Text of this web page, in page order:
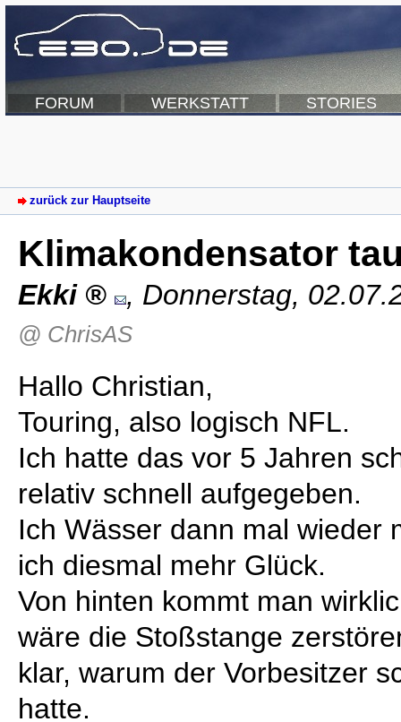
FORUM WERKSTATT STORIES
zurück zur Hauptseite
Klimakondensator
Ekki , Donnerstag,
@ ChrisAS
Hallo Christian,
Touring, also logisch NFL.
Ich hatte das vor 5 Jahren
relativ schnell aufgegeben.
Ich Wässer dann mal wieder
ich diesmal mehr Glück.
Von hinten kommt man
wäre die Stoßstange
klar, warum der Vorbesitzer
hatte.